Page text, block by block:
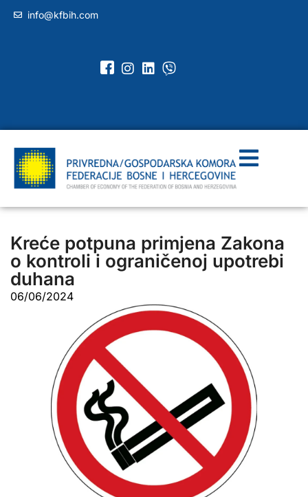
info@kfbih.com
Kreće potpuna primjena Zakona
o kontroli i ograničenoj upotrebi
duhana
06/06/2024